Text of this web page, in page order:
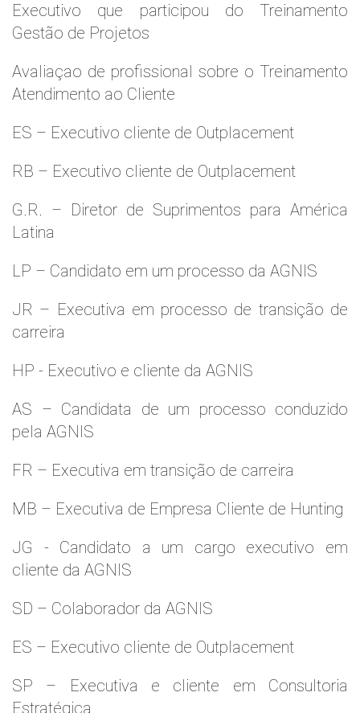
Executivo que participou do Treinamento
Gestão de Projetos
Avaliaçao de profissional sobre o Treinamento
Atendimento ao Cliente
ES – Executivo cliente de Outplacement
RB – Executivo cliente de Outplacement
G.R. – Diretor de Suprimentos para América
Latina
LP – Candidato em um processo da AGNIS
JR – Executiva em processo de transição de
carreira
HP - Executivo e cliente da AGNIS
AS – Candidata de um processo conduzido
pela AGNIS
FR – Executiva em transição de carreira
MB – Executiva de Empresa Cliente de Hunting
JG - Candidato a um cargo executivo em
cliente da AGNIS
SD – Colaborador da AGNIS
ES – Executivo cliente de Outplacement
SP – Executiva e cliente em Consultoria
Estratégica